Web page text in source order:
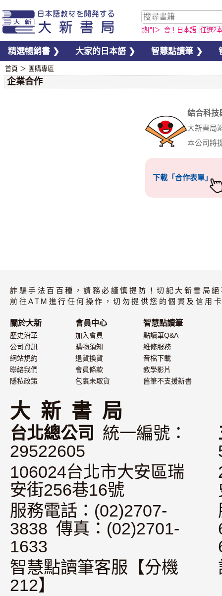
熱門＞ 會！日本語 任選2
精選暢銷書 ❯ 大家的日本語 ❯ 智慧點讀筆 ❯
首頁 ＞ 團購專區
企業合作
結合科技
大新書局
本公司將
hand
下載「合作表單」
詐騙手法百百種，請務必謹慎提防！切記大新書局
前往ATM進行任何操作，切勿提供您的個資及信用
關於大新
歷史沿革
公司資訊
網站規約
聯絡我們
隱私政策
會員中心
加入會員
購物須知
退貨換貨
會員條款
包裹未取貨
智慧點讀筆
點讀筆Q&A
維修服務
音檔下載
教學影片
舊筆不支援新書
大 新 書 局
台北總公司
統一編號：
29522605
106024台北市大安區瑞
安街256巷16號
服務電話：(02)2707-
3838 傳真：(02)2701-
1633
智慧點讀筆客服【分機
212】